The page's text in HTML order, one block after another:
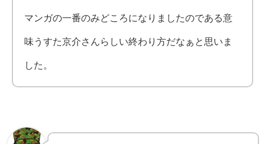
マンガの一番のみどころになりましたのである意
味うすた京介さんらしい終わり方だなぁと思いま
した。